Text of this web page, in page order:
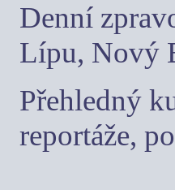
Denní
Lípu, Nový
Přehledný
reportáže,